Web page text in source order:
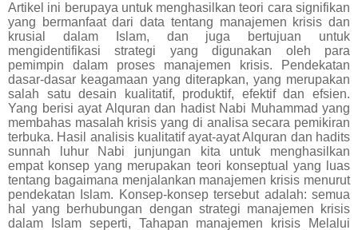
Artikel ini berupaya untuk menghasilkan teori cara signifikan
yang bermanfaat dari data tentang manajemen krisis dan
krusial dalam Islam, dan juga bertujuan untuk
mengidentifikasi strategi yang digunakan oleh para
pemimpin dalam proses manajemen krisis. Pendekatan
dasar-dasar keagamaan yang diterapkan, yang merupakan
salah satu desain kualitatif, produktif, efektif dan efsien.
Yang berisi ayat Alquran dan hadist Nabi Muhammad yang
membahas masalah krisis yang di analisa secara pemikiran
terbuka. Hasil analisis kualitatif ayat-ayat Alquran dan hadits
sunnah luhur Nabi junjungan kita untuk menghasilkan
empat konsep yang merupakan teori konseptual yang luas
tentang bagaimana menjalankan manajemen krisis menurut
pendekatan Islam. Konsep-konsep tersebut adalah: semua
hal yang berhubungan dengan strategi manajemen krisis
dalam Islam seperti, Tahapan manajemen krisis Melalui